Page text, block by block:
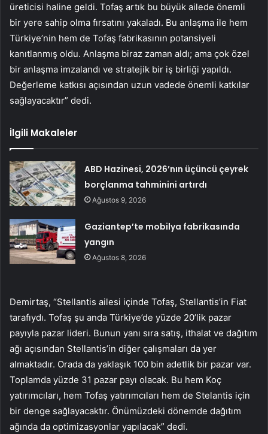
üreticisi haline geldi. Tofaş artık bu büyük ailede önemli
bir yere sahip olma fırsatını yakaladı. Bu anlaşma ile hem
Türkiye’nin hem de Tofaş fabrikasının potansiyeli
kanıtlanmış oldu. Anlaşma biraz zaman aldı; ama çok özel
bir anlaşma imzalandı ve stratejik bir iş birliği yapıldı.
Değerleme katkısı açısından uzun vadede önemli katkılar
sağlayacaktır” dedi.
İlgili Makaleler
ABD Hazinesi, 2026’nın üçüncü çeyrek
borçlanma tahminini artırdı
Ağustos 9, 2026
Gaziantep’te mobilya fabrikasında
yangın
Ağustos 8, 2026
Demirtaş, “Stellantis ailesi içinde Tofaş, Stellantis’in Fiat
tarafıydı. Tofaş şu anda Türkiye’de yüzde 20’lik pazar
payıyla pazar lideri. Bunun yanı sıra satış, ithalat ve dağıtım
ağı açısından Stellantis’in diğer çalışmaları da yer
almaktadır. Orada da yaklaşık 100 bin adetlik bir pazar var.
Toplamda yüzde 31 pazar payı olacak. Bu hem Koç
yatırımcıları, hem Tofaş yatırımcıları hem de Stelantis için
bir denge sağlayacaktır. Önümüzdeki dönemde dağıtım
ağında da optimizasyonlar yapılacak” dedi.